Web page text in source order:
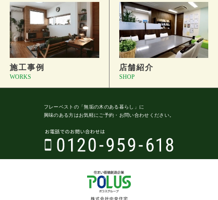
施工事例
WORKS
店舗紹介
SHOP
フレーベストの 「無垢の木のある暮らし」に
興味のある方はお気軽にご予約・ お問い合わせください。